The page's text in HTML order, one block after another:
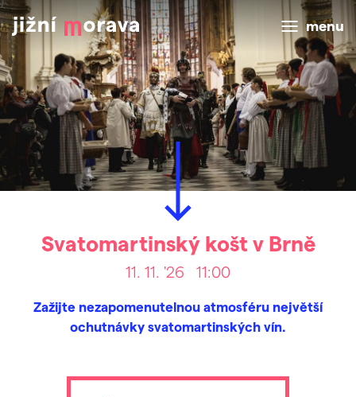
menu
Svatomartinský košt v Brně
11. 11. '26 11:00
Zažijte nezapomenutelnou atmosféru největší
ochutnávky svatomartinských vín.